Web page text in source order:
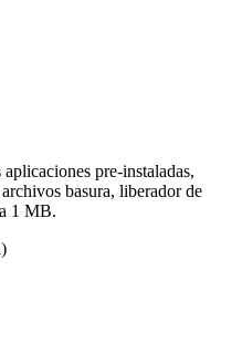
pre-instaladas,
basura, liberador de
1 MB.